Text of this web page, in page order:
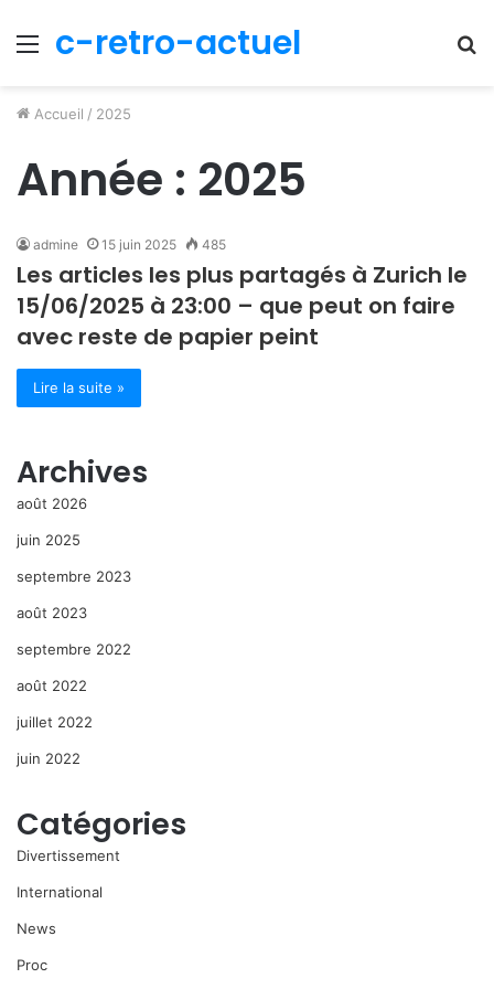
Menu
c-retro-actuel
Accueil / 2025
Année : 2025
admine 15 juin 2025 485
Les articles les plus partagés à Zurich le
15/06/2025 à 23:00 – que peut on faire
avec reste de papier peint
Lire la suite »
Archives
août 2026
juin 2025
septembre 2023
août 2023
septembre 2022
août 2022
juillet 2022
juin 2022
Catégories
Divertissement
International
News
Proc